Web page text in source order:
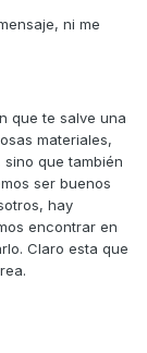
ni me
que te salve una
materiales,
que también
ser buenos
hay
encontrar en
Claro esta que